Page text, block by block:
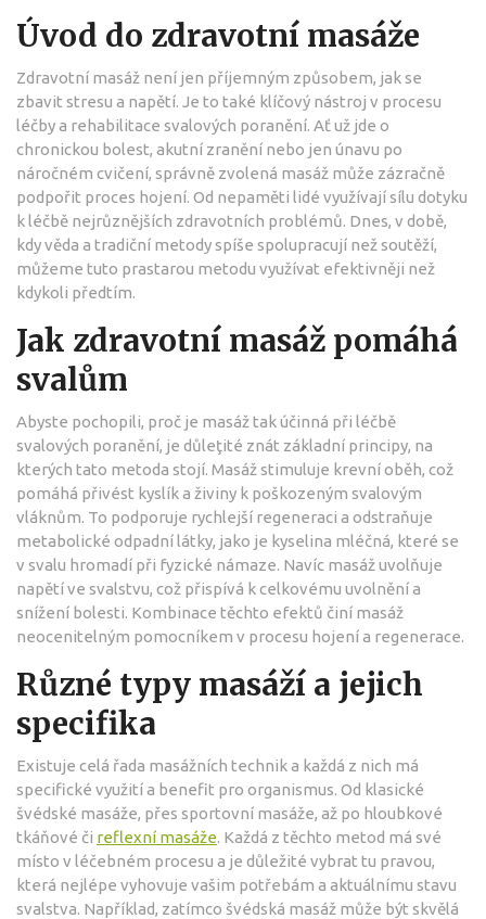
Úvod do zdravotní masáže
Zdravotní masáž není jen příjemným způsobem, jak se
zbavit stresu a napětí. Je to také klíčový nástroj v procesu
léčby a rehabilitace svalových poranění. Ať už jde o
chronickou bolest, akutní zranění nebo jen únavu po
náročném cvičení, správně zvolená masáž může zázračně
podpořit proces hojení. Od nepaměti lidé využívají sílu dotyku
k léčbě nejrůznějších zdravotních problémů. Dnes, v době,
kdy věda a tradiční metody spíše spolupracují než soutěží,
můžeme tuto prastarou metodu využívat efektivněji než
kdykoli předtím.
Jak zdravotní masáž pomáhá
svalům
Abyste pochopili, proč je masáž tak účinná při léčbě
svalových poranění, je důleţité znát základní principy, na
kterých tato metoda stojí. Masáž stimuluje krevní oběh, což
pomáhá přivést kyslík a živiny k poškozeným svalovým
vláknům. To podporuje rychlejší regeneraci a odstraňuje
metabolické odpadní látky, jako je kyselina mléčná, které se
v svalu hromadí při fyzické námaze. Navíc masáž uvolňuje
napětí ve svalstvu, což přispívá k celkovému uvolnění a
snížení bolesti. Kombinace těchto efektů činí masáž
neocenitelným pomocníkem v procesu hojení a regenerace.
Různé typy masáží a jejich
specifika
Existuje celá řada masážních technik a každá z nich má
specifické využití a benefit pro organismus. Od klasické
švédské masáže, přes sportovní masáže, až po hloubkové
tkáňové či reflexní masáže. Každá z těchto metod má své
místo v léčebném procesu a je důležité vybrat tu pravou,
která nejlépe vyhovuje vašim potřebám a aktuálnímu stavu
svalstva. Například, zatímco švédská masáž může být skvělá